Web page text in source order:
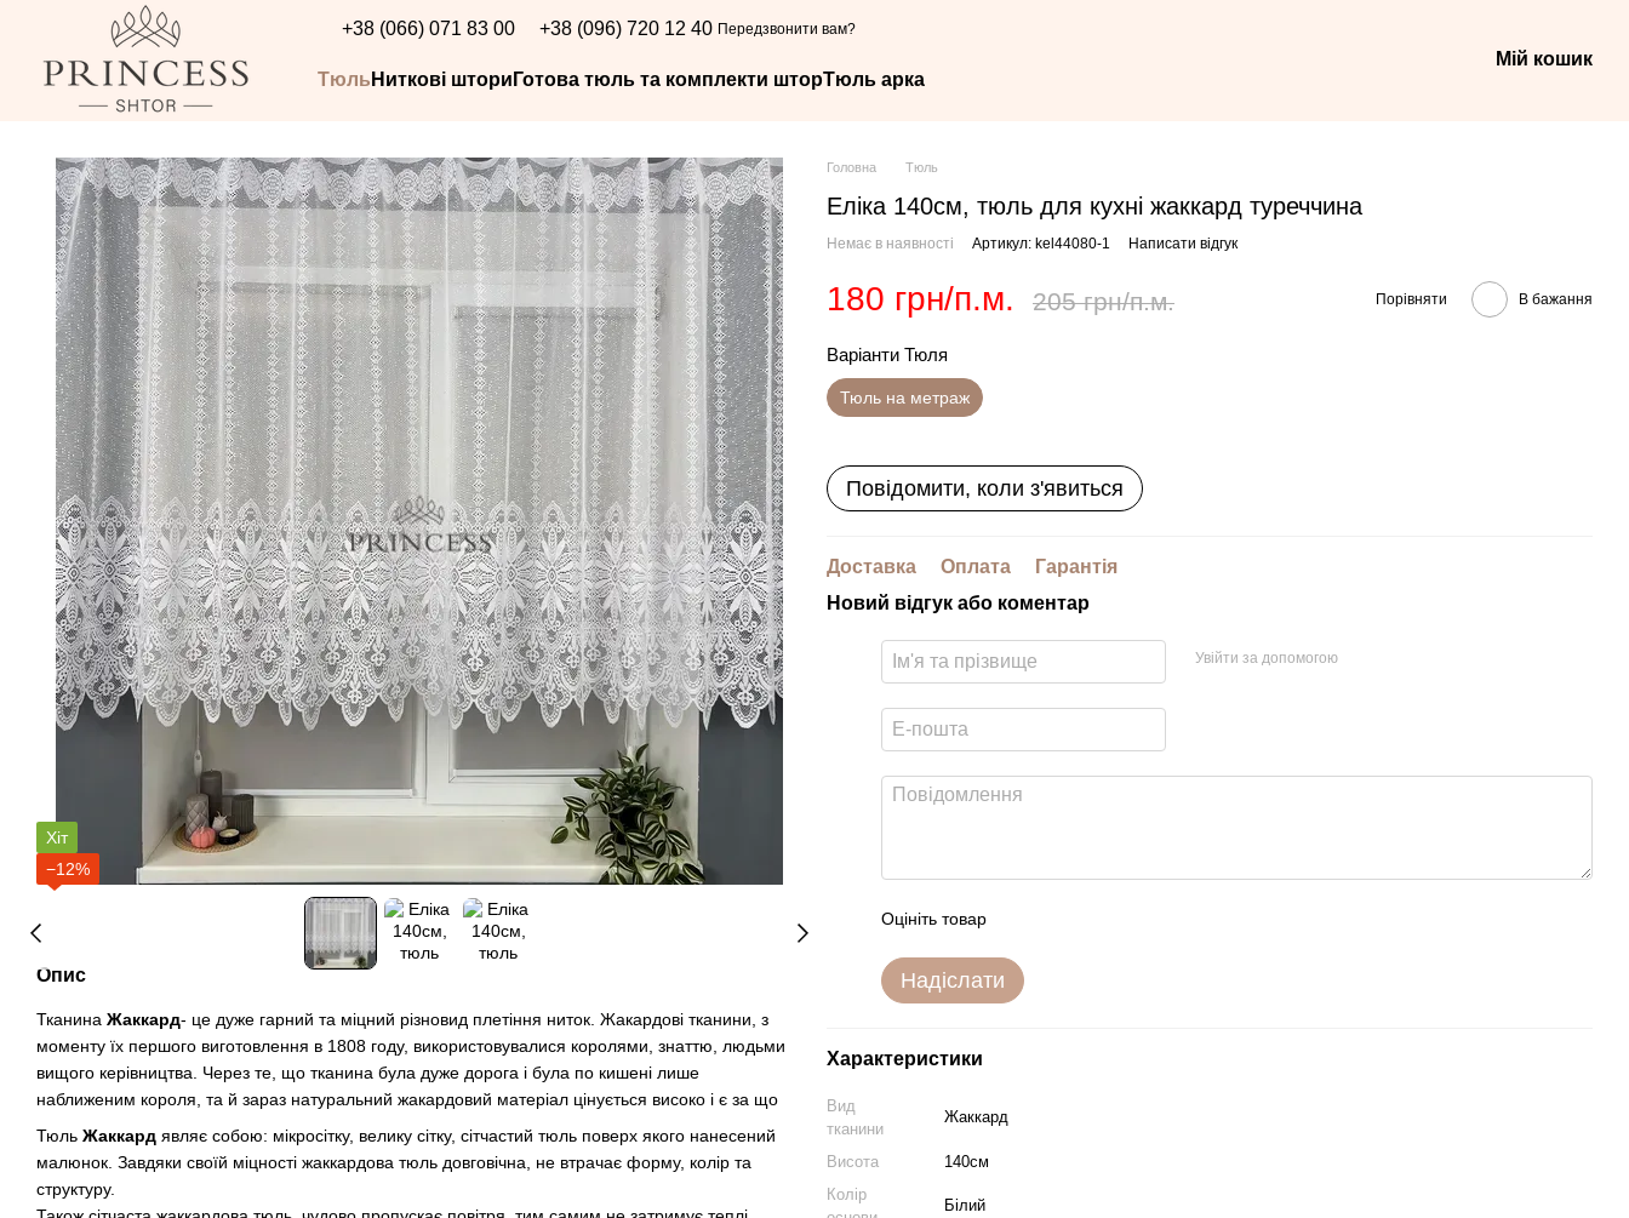
Перейти до основного контенту +38 (066) 071 83 00 +38 (096) 720 12 40 Передзвонити вам?
Тюль Ниткові штори Готова тюль та комплекти шторТюль арка
Мій кошик
Хіт
−12%
Опис
Тканина Жаккард- це дуже гарний та міцний різновид плетіння ниток. Жакардові тканини, з
моменту їх першого виготовлення в 1808 году, використовувалися королями, знаттю, людьми
вищого керівництва. Через те, що тканина була дуже дорога і була по кишені лише
наближеним короля, та й зараз натуральний жакардовий матеріал цінується високо і є за що
Тюль Жаккард являє собою: мікросітку, велику сітку, сітчастий тюль поверх якого нанесений
малюнок. Завдяки своїй міцності жаккардова тюль довговічна, не втрачає форму, колір та
структуру.
Головна Тюль
Еліка 140см, тюль для кухні жаккард туреччина
Немає в наявності Артикул: kel44080-1 Написати відгук
180 грн/п.м. 205 грн/п.м. Порівняти В бажання
Варіанти Тюля
Тюль на метраж
Повідомити, коли з'явиться
Доставка Оплата
Гарантія
Новий відгук або коментар
Увійти за допомогою
Оцініть товар
Надіслати
Характеристики
Вид
тканини
Жаккард
Висота
140см
Колір
Білий